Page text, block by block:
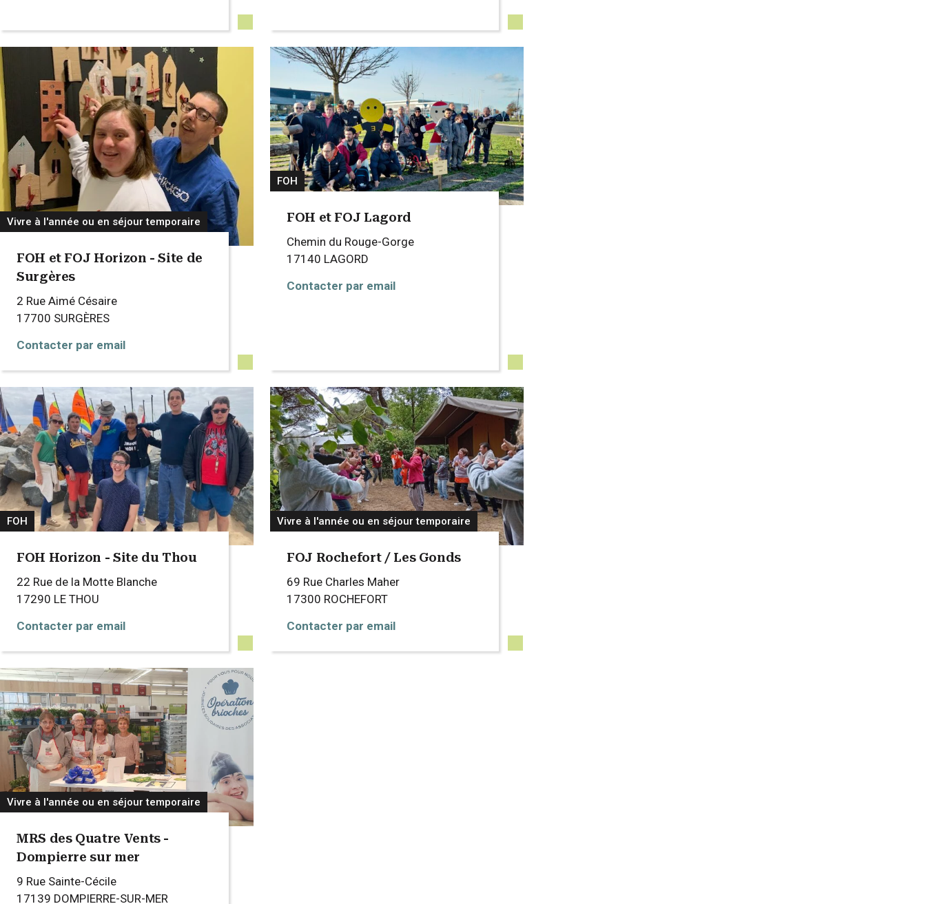
Vivre à l'année ou en séjour temporaire
FOH et FOJ Horizon - Site de
Surgères
2 Rue Aimé Césaire
17700 SURGÈRES
Contacter par email
FOH
FOH et FOJ Lagord
Chemin du Rouge-Gorge
17140 LAGORD
Contacter par email
FOH
FOH Horizon - Site du Thou
22 Rue de la Motte Blanche
17290 LE THOU
Contacter par email
Vivre à l'année ou en séjour temporaire
FOJ Rochefort / Les Gonds
69 Rue Charles Maher
17300 ROCHEFORT
Contacter par email
Vivre à l'année ou en séjour temporaire
MRS des Quatre Vents -
Dompierre sur mer
9 Rue Sainte-Cécile
17139 DOMPIERRE-SUR-MER